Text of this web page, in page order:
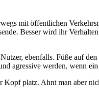
mit öffentlichen
Besser wird ihr
ebenfalls. Füße auf
agressive werden, wenn
platz. Ahnt man aber